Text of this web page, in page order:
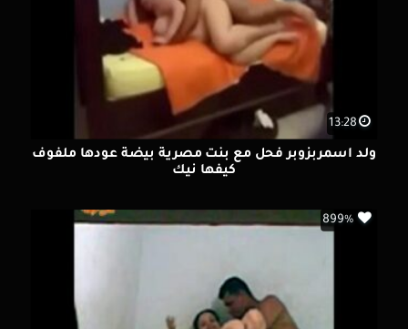
13:28
ولد اسمربزوبر فحل مع بنت مصرية بيضة عودها ملفوف
كيفها نيك
899%